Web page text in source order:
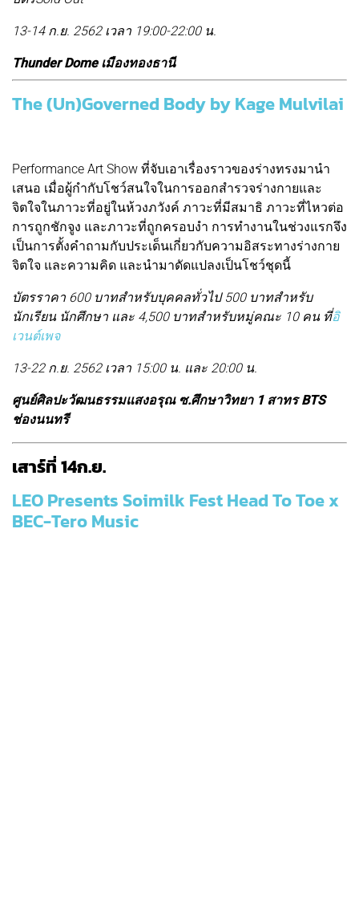
13-14 ก.ย. 2562 เวลา 19:00-22:00 น.
Thunder Dome เมืองทองธานี
The (Un)Governed Body by Kage Mulvilai
Performance Art Show ที่จับเอาเรื่องราวของร่างทรงมานำ
เสนอ เมื่อผู้กำกับโชว์สนใจในการออกสำรวจร่างกายและ
จิตใจในภาวะที่อยู่ในห้วงภวังค์ ภาวะที่มีสมาธิ ภาวะที่ไหวต่อ
การถูกชักจูง และภาวะที่ถูกครอบงำ การทำงานในช่วงแรกจึง
เป็นการตั้งคำถามกับประเด็นเกี่ยวกับความอิสระทางร่างกาย
จิตใจ และความคิด และนำมาดัดแปลงเป็นโชว์ชุดนี้
บัตรราคา 600 บาทสำหรับบุคคลทั่วไป 500 บาทสำหรับ
นักเรียน นักศึกษา และ 4,500 บาทสำหรับหมู่คณะ 10 คน ที่อิ
เวนต์เพจ
13-22 ก.ย. 2562 เวลา 15:00 น. และ 20:00 น.
ศูนย์ศิลปะวัฒนธรรมแสงอรุณ ซ.ศึกษาวิทยา 1 สาทร BTS
ช่องนนทรี
เสาร์ที่ 14ก.ย.
LEO Presents Soimilk Fest Head To Toe x
BEC-Tero Music